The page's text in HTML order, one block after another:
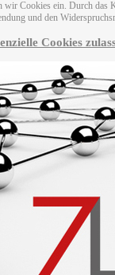
wir Cookies ein. Durch
und den
Cookies